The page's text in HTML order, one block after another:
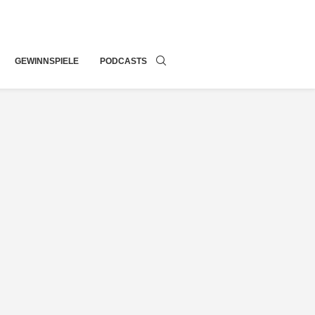
GEWINNSPIELE PODCASTS